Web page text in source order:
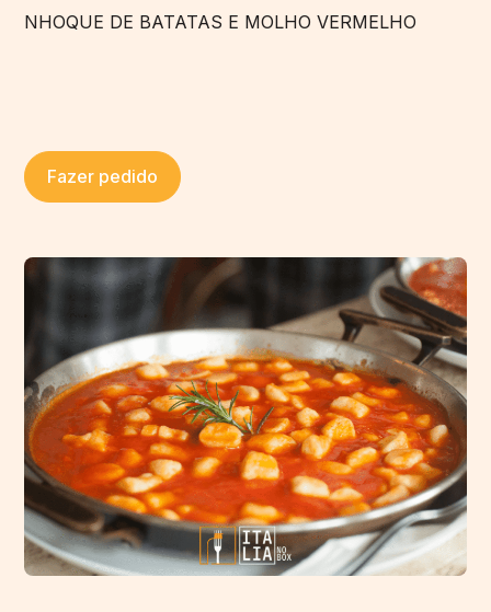
NHOQUE DE BATATAS E MOLHO VERMELHO
Fazer pedido